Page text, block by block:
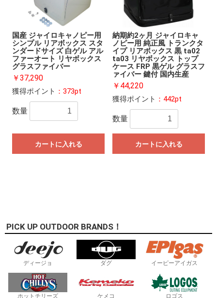
国産 ジャイロキャノピー用
シンプル リアボックス スタ
ンダードサイズ 白ゲル アル
ファーオート リヤボックス
グラスファイバー
￥37,290
獲得ポイント ：373pt
数量
カートに入れる
納期約2ヶ月 ジャイロキャ
ノピー用 純正風 トランクタ
イプ リアボックス 黒 ta02
ta03 リヤボックス トップ
ケース FRP 黒ゲル グラスフ
ァイバー 鍵付 国内生産
￥44,220
獲得ポイント ：442pt
数量
カートに入れる
PICK UP OUTDOOR BRANDS！
ディージョ ダグ イーピーアイガス
ホットチリーズ ケメコ ロゴス